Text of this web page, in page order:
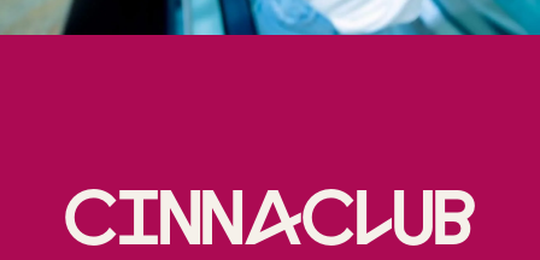
Cinnaclub